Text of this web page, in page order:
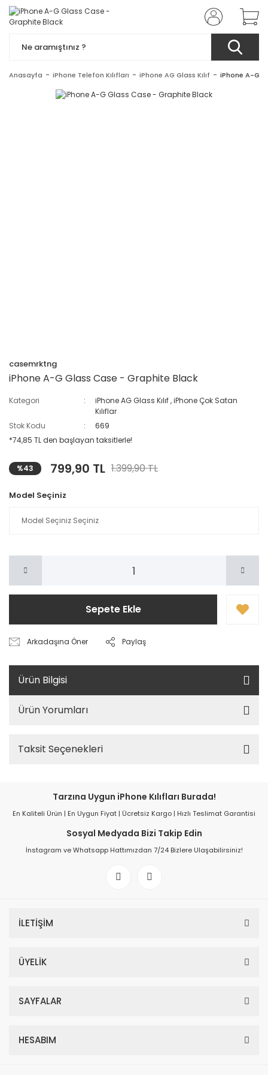
Anasayfa iPhone Telefon Kılıfları iPhone AG Glass Kılıf iPhone A-G
casemrktng
iPhone A-G Glass Case - Graphite Black
Kategori iPhone AG Glass Kılıf,iPhone Çok Satan
Kılıflar
Stok Kodu
669
*74,85 TL den başlayan taksitlerle!
%43 799,90 TL 1.399,90 TL
Model Seçiniz
Sepete Ekle
Arkadaşına Öner Paylaş
Ürün Bilgisi
Ürün Yorumları
Taksit Seçenekleri
Tarzına Uygun iPhone Kılıfları Burada!
En Kaliteli Ürün | En Uygun Fiyat | Ücretsiz Kargo | Hızlı Teslimat Garantisi
Sosyal Medyada Bizi Takip Edin
İnstagram ve Whatsapp Hattımızdan 7/24 Bizlere Ulaşabilirsiniz!
İLETİŞİM
ÜYELİK
SAYFALAR
HESABIM